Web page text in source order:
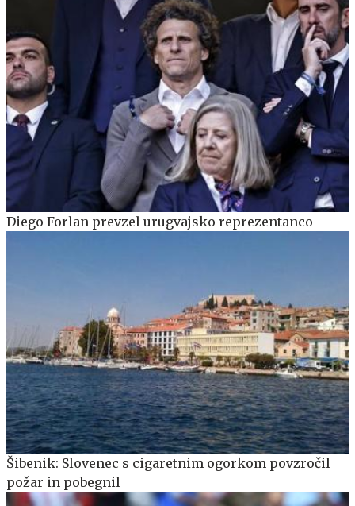
Diego Forlan prevzel urugvajsko reprezentanco
Šibenik: Slovenec s cigaretnim ogorkom povzročil
požar in pobegnil